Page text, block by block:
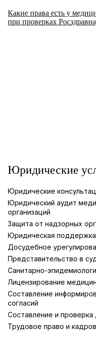
Какие права есть у
при проверках
Юридические
Юридические
Юридический аудит
организаций
Защита от надзорных
Юридическая
Досудебное
Представительство в
Санитарно-
Лицензирование
Составление
согласий
Составление и проверка
Трудовое право и